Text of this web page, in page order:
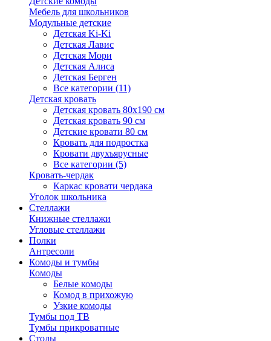
Мебель для школьников
Модульные детские
Детская Ki-Ki
Детская Лавис
Детская Мори
Детская Алиса
Детская Берген
Все категории (11)
Детская кровать
Детская кровать 80х190 см
Детская кровать 90 см
Детские кровати 80 см
Кровать для подростка
Кровати двухъярусные
Все категории (5)
Кровать-чердак
Каркас кровати чердака
Уголок школьника
Стеллажи
Книжные стеллажи
Угловые стеллажи
Полки
Антресоли
Комоды и тумбы
Комоды
Белые комоды
Комод в прихожую
Узкие комоды
Тумбы под ТВ
Тумбы прикроватные
Столы